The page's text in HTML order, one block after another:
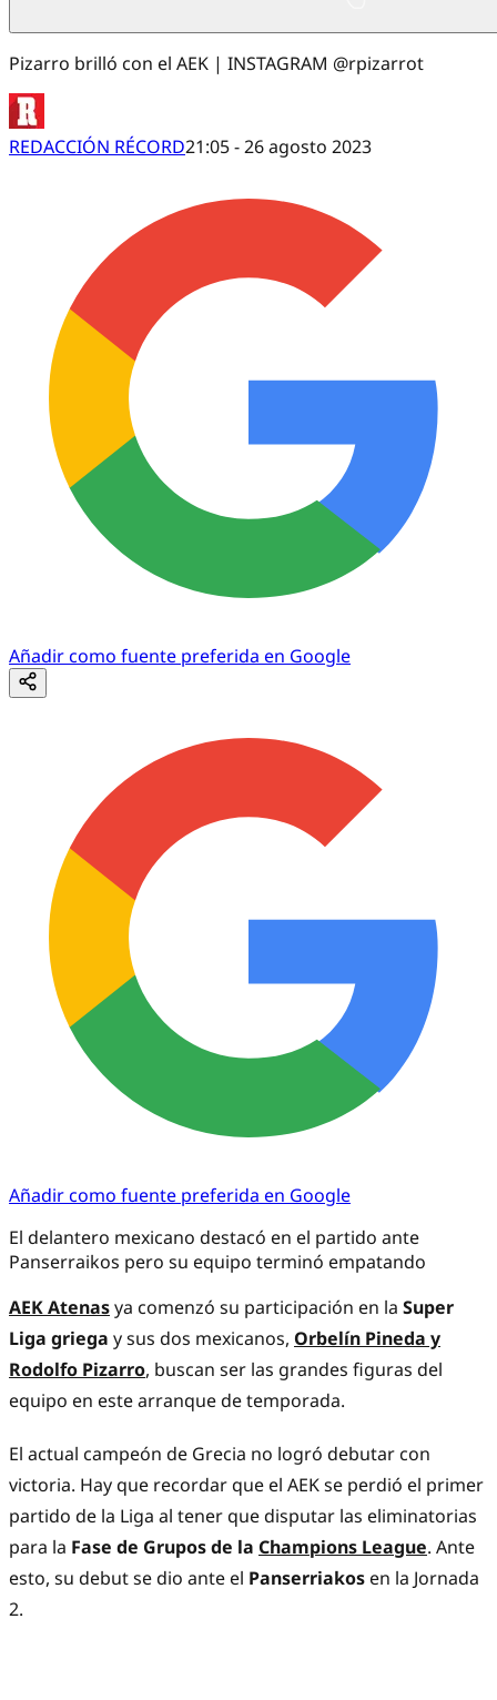
Pizarro brilló con el AEK | INSTAGRAM @rpizarrot
REDACCIÓN RÉCORD21:05 - 26 agosto 2023
Añadir como fuente preferida en Google
Añadir como fuente preferida en Google
El delantero mexicano destacó en el partido ante
Panserraikos pero su equipo terminó empatando
AEK Atenasya comenzó su participación en la Super
Liga griega y sus dos mexicanos, Orbelín Pineda y
Rodolfo Pizarro, buscan ser las grandes figuras del
equipo en este arranque de temporada.
El actual campeón de Grecia no logró debutar con
victoria. Hay que recordar que el AEK se perdió el primer
partido de la Liga al tener que disputar las eliminatorias
para la Fase de Grupos de la Champions League. Ante
esto, su debut se dio ante el Panserriakos en la Jornada
2.